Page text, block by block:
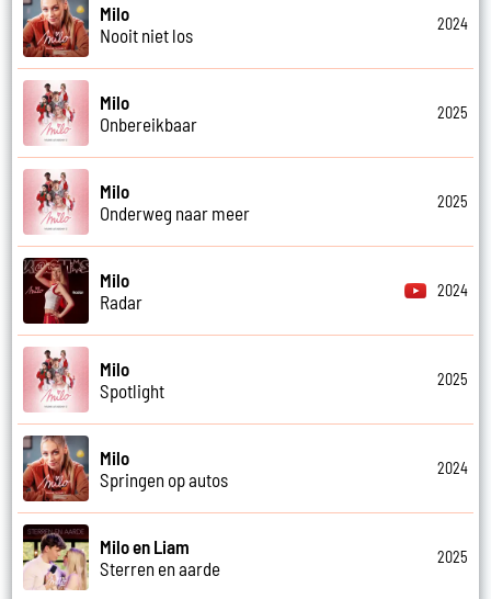
Milo
Nooit niet los
2024
Milo
Onbereikbaar
2025
Milo
Onderweg naar meer
2025
Milo
Radar
2024
Milo
Spotlight
2025
Milo
Springen op autos
2024
Milo en Liam
Sterren en aarde
2025